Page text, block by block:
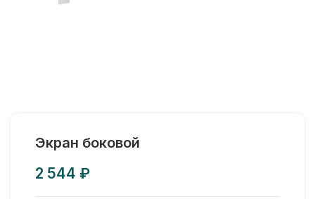
Экран боковой
₽